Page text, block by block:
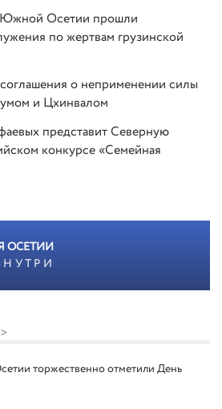
Южной Осетии прошли
по жертвам грузинской
о неприменении силы
и Цхинвалом
представит Северную
конкурсе «Семейная
ОСЕТИИ
торжественно отметили День